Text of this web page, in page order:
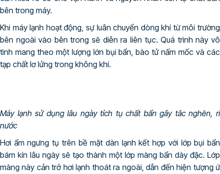
bên trong máy.
Khi máy lạnh hoạt động, sự luân chuyển dòng khí từ môi trường
bên ngoài vào bên trong sẽ diễn ra liên tục. Quá trình này vô
tình mang theo một lượng lớn bụi bẩn, bào tử nấm mốc và các
tạp chất lơ lửng trong không khí.
Máy lạnh sử dụng lâu ngày tích tụ chất bẩn gây tắc nghẽn, rỉ
nước
Hơi ẩm ngưng tụ trên bề mặt dàn lạnh kết hợp với lớp bụi bẩn
bám kín lâu ngày sẽ tạo thành một lớp màng bẩn dày đặc. Lớp
màng này cản trở hơi lạnh thoát ra ngoài, dẫn đến hiện tượng ứ